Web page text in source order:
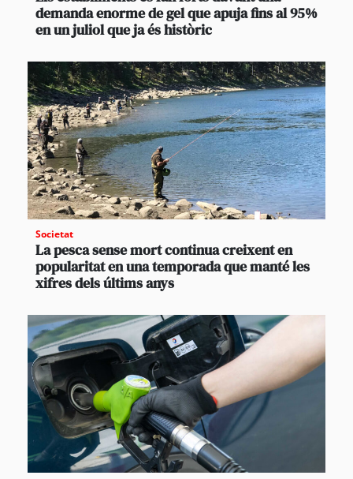
demanda enorme de gel que apuja fins al 95%
en un juliol que ja és històric
Societat
La pesca sense mort continua creixent en
popularitat en una temporada que manté les
xifres dels últims anys